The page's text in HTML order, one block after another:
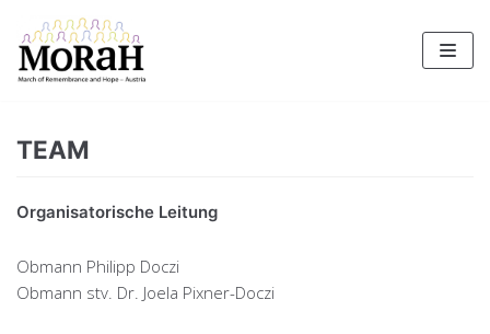
Zum
Inhalt
TEAM
Organisatorische Leitung
Obmann Philipp Doczi
Obmann stv. Dr. Joela Pixner-Doczi